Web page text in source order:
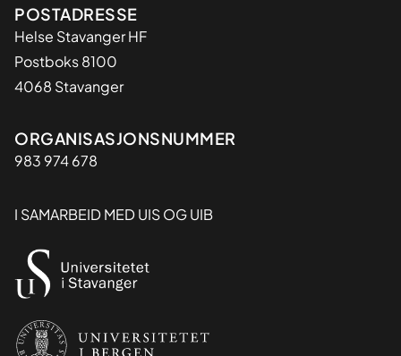
Adresse
POSTADRESSE
Helse Stavanger HF
Postboks 8100
4068 Stavanger
Organisasjon
ORGANISASJONSNUMMER
983 974 678
I SAMARBEID MED UIS OG UIB